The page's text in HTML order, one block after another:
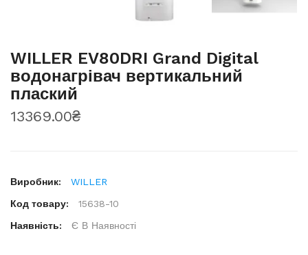
WILLER EV80DRI Grand Digital
водонагрівач вертикальний
плаский
13369.00₴
Виробник:
WILLER
Код товару:
15638-10
Наявність:
Є В Наявності